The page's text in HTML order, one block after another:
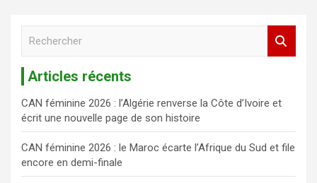
r
c
h
e
r
Articles récents
CAN féminine 2026 : l’Algérie renverse la Côte d’Ivoire et
écrit une nouvelle page de son histoire
CAN féminine 2026 : le Maroc écarte l’Afrique du Sud et file
encore en demi-finale